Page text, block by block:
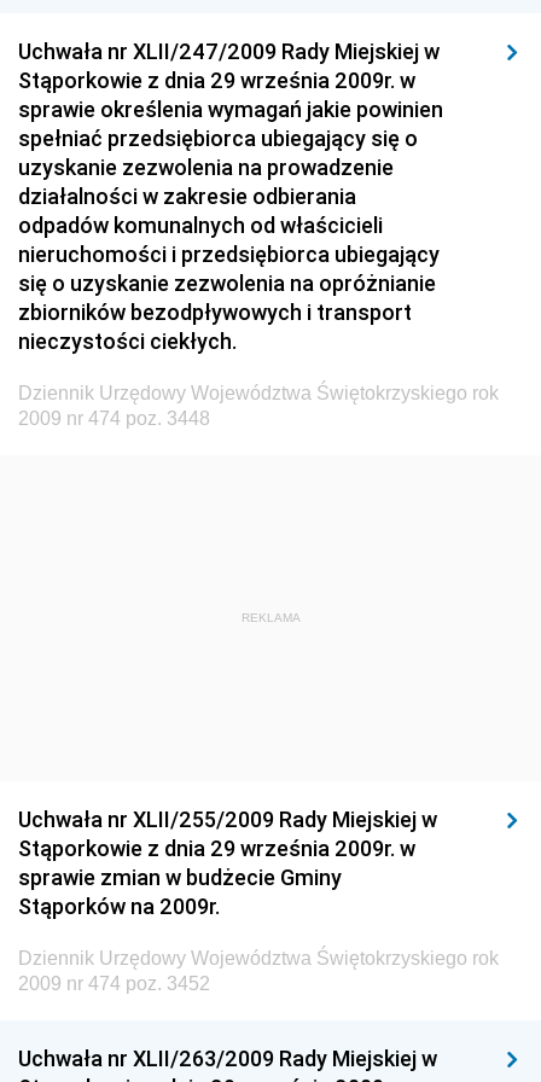
Dziennik Urzędowy Ministerstwa Hutnictwa i
Przemysłu Maszynowego
Dziennik Urzędowy Ministerstwa Zdrowia i Opieki
Społecznej
Dziennik Urzędowy Ministerstwa Rolnictwa, Leśnictwa
i Gospodarki Żywnościowej
Dziennik Urzędowy Ministra Spraw Wewnętrznych
Dziennik Urzędowy Ministra Transportu, Budownictwa
i Gospodarki Morskiej
Dziennik Urzędowy Ministra Administracji i Cyfryzacji
Dziennik Urzędowy Głównego Inspektora Ochrony
Dziennik Urzędowy Ministra Budownictwa i Przemysłu
Środowiska
Dziennik Urzędowy Ministerstwa Administracji,
Gospodarki Terenowej i Ochrony Środowiska
Gospodarki Przestrzennej
Uchwała nr XLII/247/2009 Rady Miejskiej w
Stąporkowie z dnia 29 września 2009r. w
sprawie określenia wymagań jakie powinien
spełniać przedsiębiorca ubiegający się o
uzyskanie zezwolenia na prowadzenie
działalności w zakresie odbierania
odpadów komunalnych od właścicieli
nieruchomości i przedsiębiorca ubiegający
się o uzyskanie zezwolenia na opróżnianie
zbiorników bezodpływowych i transport
nieczystości ciekłych.
Dziennik Urzędowy Województwa Świętokrzyskiego rok
2009 nr 474 poz. 3448
REKLAMA
Uchwała nr XLII/255/2009 Rady Miejskiej w
Stąporkowie z dnia 29 września 2009r. w
sprawie zmian w budżecie Gminy
Stąporków na 2009r.
Dziennik Urzędowy Województwa Świętokrzyskiego rok
2009 nr 474 poz. 3452
Uchwała nr XLII/263/2009 Rady Miejskiej w